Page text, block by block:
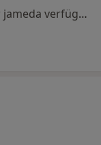
Keine Online-Terminbuchung über jameda verfügbar